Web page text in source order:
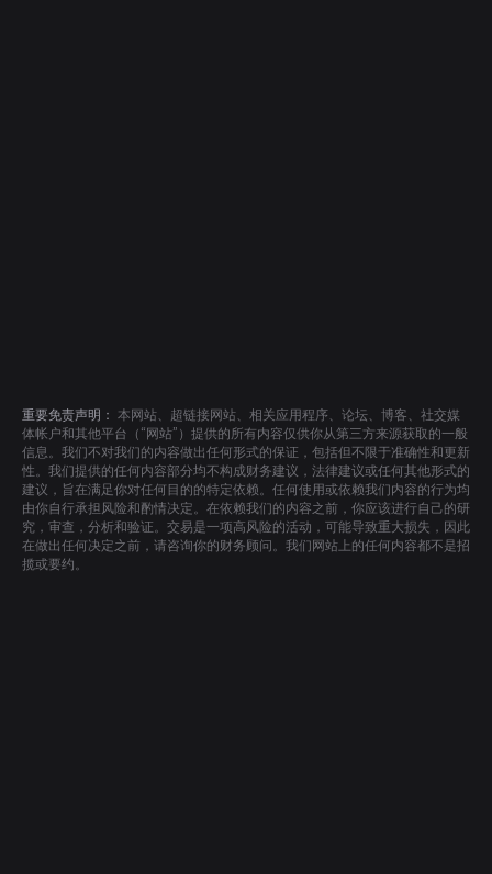
重要免责声明： 本网站、超链接网站、相关应用程序、论坛、博客、社交媒
体帐户和其他平台（“网站”）提供的所有内容仅供你从第三方来源获取的一般
信息。我们不对我们的内容做出任何形式的保证，包括但不限于准确性和更新
性。我们提供的任何内容部分均不构成财务建议，法律建议或任何其他形式的
建议，旨在满足你对任何目的的特定依赖。任何使用或依赖我们内容的行为均
由你自行承担风险和酌情决定。在依赖我们的内容之前，你应该进行自己的研
究，审查，分析和验证。交易是一项高风险的活动，可能导致重大损失，因此
在做出任何决定之前，请咨询你的财务顾问。我们网站上的任何内容都不是招
揽或要约。